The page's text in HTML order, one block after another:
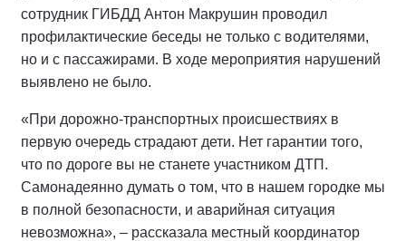
сотрудник ГИБДД Антон Макрушин проводил
профилактические беседы не только с водителями,
но и с пассажирами. В ходе мероприятия нарушений
выявлено не было.
«При дорожно-транспортных происшествиях в
первую очередь страдают дети. Нет гарантии того,
что по дороге вы не станете участником ДТП.
Самонадеянно думать о том, что в нашем городке мы
в полной безопасности, и аварийная ситуация
невозможна», – рассказала местный координатор